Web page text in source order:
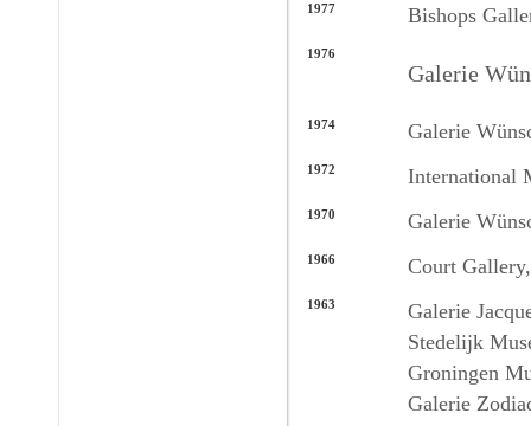
1977 Bishops
1976
Galerie
1974 Galerie
1972 International
1970 Galerie
1966 Court
1963
Galerie
Stedelijk
Groningen
Galerie